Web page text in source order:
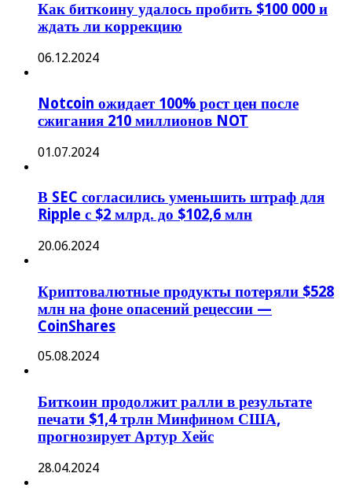
Как биткоину удалось пробить $100 000 и
ждать ли коррекцию
06.12.2024
Notcoin ожидает 100% рост цен после
сжигания 210 миллионов NOT
01.07.2024
В SEC согласились уменьшить штраф для
Ripple с $2 млрд. до $102,6 млн
20.06.2024
Криптовалютные продукты потеряли $528
млн на фоне опасений рецессии —
CoinShares
05.08.2024
Биткоин продолжит ралли в результате
печати $1,4 трлн Минфином США,
прогнозирует Артур Хейс
28.04.2024